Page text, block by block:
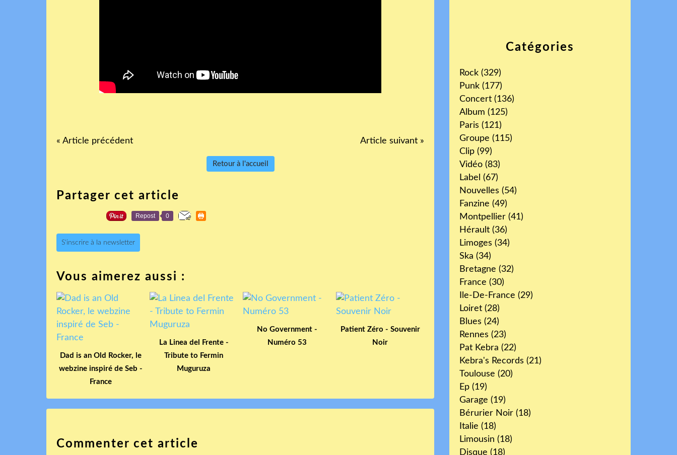
« Article précédent Article suivant »
Retour à l'accueil
Partager cet article
Repost 0
S'inscrire à la newsletter
Vous aimerez aussi :
Dad is an Old Rocker, le
webzine inspiré de Seb -
France
La Linea del Frente -
Tribute to Fermin
Muguruza
No Government -
Numéro 53
Patient Zéro - Souvenir
Noir
Commenter cet article
Catégories
Rock (329)
Punk (177)
Concert (136)
Album (125)
Paris (121)
Groupe (115)
Clip (99)
Vidéo (83)
Label (67)
Nouvelles (54)
Fanzine (49)
Montpellier (41)
Hérault (36)
Limoges (34)
Ska (34)
Bretagne (32)
France (30)
Ile-De-France (29)
Loiret (28)
Blues (24)
Rennes (23)
Pat Kebra (22)
Kebra's Records (21)
Toulouse (20)
Ep (19)
Garage (19)
Bérurier Noir (18)
Italie (18)
Limousin (18)
Disque (18)